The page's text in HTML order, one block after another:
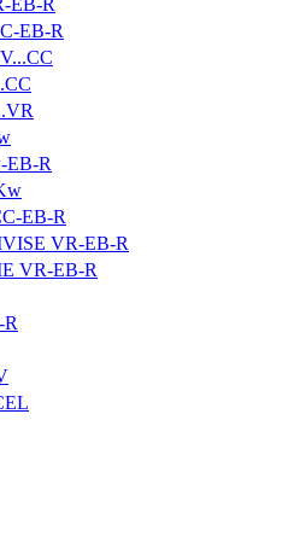
EB-R
EB-R
EB-R
VR-EB-R
VR-EB-R